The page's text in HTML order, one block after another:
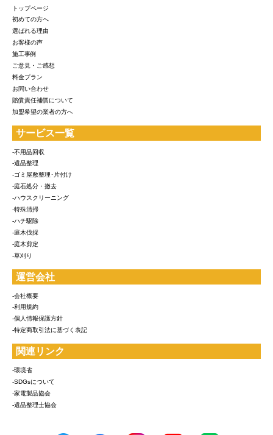
トップページ
初めての方へ
選ばれる理由
お客様の声
施工事例
ご意見・ご感想
料金プラン
お問い合わせ
賠償責任補償について
加盟希望の業者の方へ
サービス一覧
-不用品回収
-遺品整理
-ゴミ屋敷整理･片付け
-庭石処分・撤去
-ハウスクリーニング
-特殊清掃
-ハチ駆除
-庭木伐採
-庭木剪定
-草刈り
運営会社
-会社概要
-利用規約
-個人情報保護方針
-特定商取引法に基づく表記
関連リンク
-環境省
-SDGsについて
-家電製品協会
-遺品整理士協会